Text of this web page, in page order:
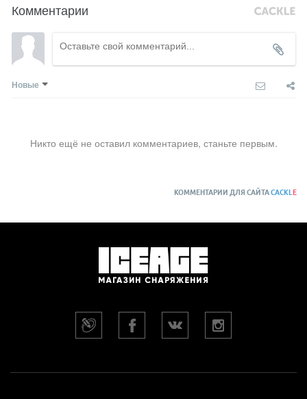
Комментарии
Новые
Никто ещё не оставил комментариев, станьте первым.
КОММЕНТАРИИ ДЛЯ САЙТАCACKL E